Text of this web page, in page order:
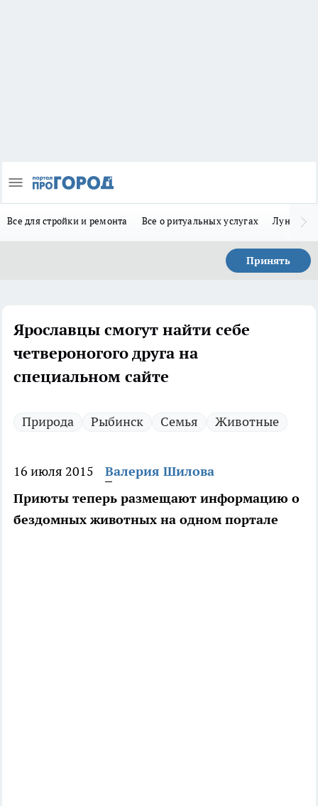
Все для стройки и ремонта Все о ритуальных услугах Лунно-
Принять
Ярославцы смогут найти себе
четвероногого друга на
специальном сайте
Природа Рыбинск Семья Животные
16 июля 2015
Валерия Шилова
Приюты теперь размещают информацию о
бездомных животных на одном портале